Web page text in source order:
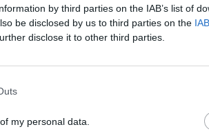
by third parties on the IAB’s list of
be disclosed by us to third parties on the
disclose it to other third parties.
my personal data.
baje al coche lo miro)y luego ira con